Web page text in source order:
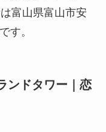
富山県富山市安
す。
ンドタワー｜恋